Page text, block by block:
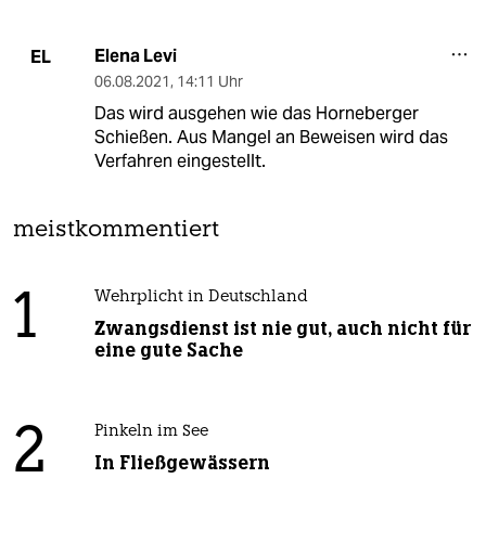
EL Elena Levi
06.08.2021, 14:11 Uhr
Das wird ausgehen wie das Horneberger
Schießen. Aus Mangel an Beweisen wird das
Verfahren eingestellt.
meistkommentiert
1 Wehrplicht in Deutschland
Zwangsdienst ist nie gut, auch nicht für
eine gute Sache
2 Pinkeln im See
In Fließgewässern